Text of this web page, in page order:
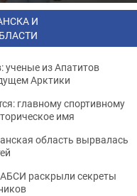
И
ученые из Апатитов
Арктики
главному спортивному
имя
область вырвалась
раскрыли секреты